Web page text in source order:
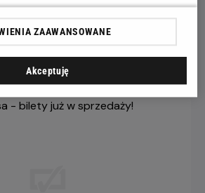
ZAAWANSOWANE
Akceptuję